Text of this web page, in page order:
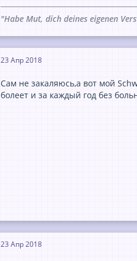
"Habe Mut, dich deines eigenen
23 Апр 2018
Сам не закаляюсь,а вот мой
болеет и за каждый год без
23 Апр 2018